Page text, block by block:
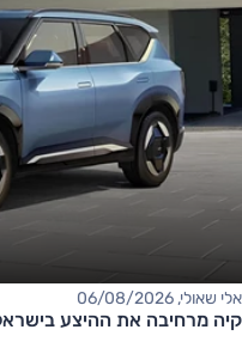
אלי שאולי, 06/08/2026
קיה מרחיבה את ההיצע